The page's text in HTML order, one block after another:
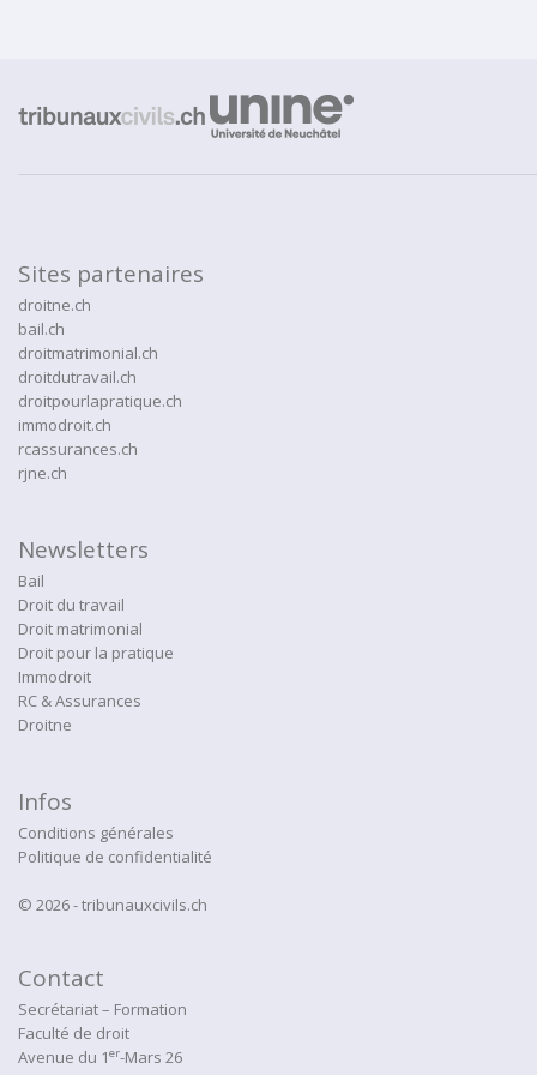
Sites partenaires
droitne.ch
bail.ch
droitmatrimonial.ch
droitdutravail.ch
droitpourlapratique.ch
immodroit.ch
rcassurances.ch
rjne.ch
Newsletters
Bail
Droit du travail
Droit matrimonial
Droit pour la pratique
Immodroit
RC & Assurances
Droitne
Infos
Conditions générales
Politique de confidentialité
© 2026 - tribunauxcivils.ch
Contact
Secrétariat – Formation
Faculté de droit
Avenue du 1er-Mars 26